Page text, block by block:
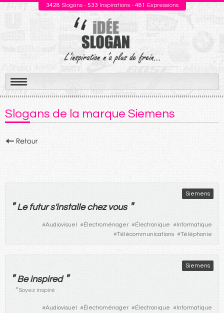
3428 Slogans - 533 Inspirations - 481 Expressions
Aller
au
contenu
Slogans de la marque Siemens
Siemens
" Le futurs'installe chez vous "
#Audiovisuel #Électroménager #Électronique #Informatique
#Télécommunications #Téléphonie
Siemens
"Be inspired "
*Soyez inspiré
#Audiovisuel #Électroménager #Électronique #Informatique